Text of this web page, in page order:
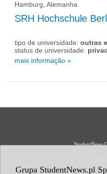
Grupa StudentNews.pl
Hamburg, Alemanha
SRH Hochschule
tipo de universidade: outras
status de universidade:
mais informação »
StudentNews